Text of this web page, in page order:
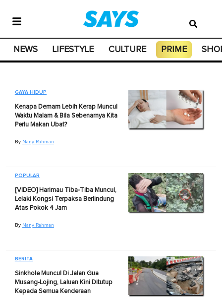
NEWS LIFESTYLE CULTURE PRIME
GAYA HIDUP
Kenapa Demam Lebih Kerap Muncul
Waktu Malam & Bila Sebenarnya Kita
Perlu Makan Ubat?
By Nany Rahman
POPULAR
[VIDEO] Harimau Tiba-Tiba Muncul,
Lelaki Kongsi Terpaksa Berlindung
Atas Pokok 4 Jam
By Nany Rahman
BERITA
Sinkhole Muncul Di Jalan Gua
Musang-Lojing, Laluan Kini Ditutup
Kepada Semua Kenderaan